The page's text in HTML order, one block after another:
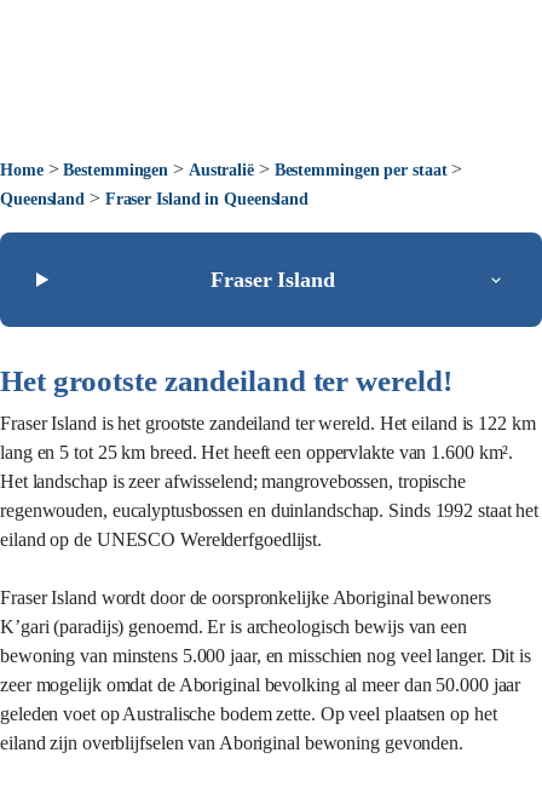
Home>Bestemmingen > Australië> Bestemmingen per staat>
Queensland > Fraser Island in Queensland
Fraser Island
Het grootste zandeiland ter wereld!
Fraser Island is het grootste zandeiland ter wereld. Het eiland is 122 km
lang en 5 tot 25 km breed. Het heeft een oppervlakte van 1.600 km².
Het landschap is zeer afwisselend; mangrovebossen, tropische
regenwouden, eucalyptusbossen en duinlandschap. Sinds 1992 staat het
eiland op de UNESCO Werelderfgoedlijst.
Fraser Island wordt door de oorspronkelijke Aboriginal bewoners
K’gari (paradijs) genoemd. Er is archeologisch bewijs van een
bewoning van minstens 5.000 jaar, en misschien nog veel langer. Dit is
zeer mogelijk omdat de Aboriginal bevolking al meer dan 50.000 jaar
geleden voet op Australische bodem zette. Op veel plaatsen op het
eiland zijn overblijfselen van Aboriginal bewoning gevonden.